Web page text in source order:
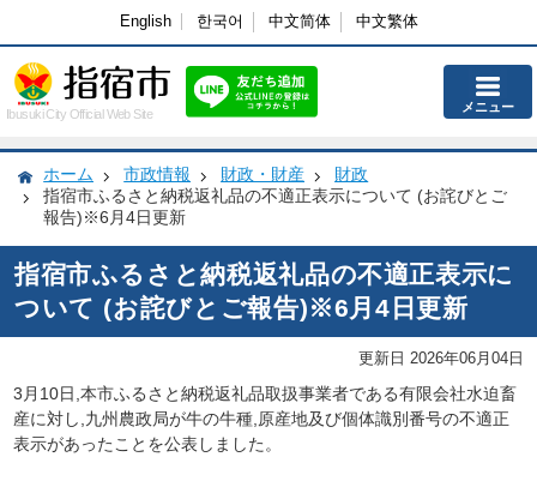
English 한국어 中文简体 中文繁体
Ibusuki City Official Web Site メニュー
ホーム 市政情報 財政・財産
財政
指宿市ふるさと納税返礼品の不適正表示について (お詫びとご
報告)※6月4日更新
指宿市ふるさと納税返礼品の不適正表示に
ついて (お詫びとご報告)※6月4日更新
更新日 2026年06月04日
3月10日,本市ふるさと納税返礼品取扱事業者である有限会社水迫畜
産に対し,九州農政局が牛の牛種,原産地及び個体識別番号の不適正
表示があったことを公表しました。